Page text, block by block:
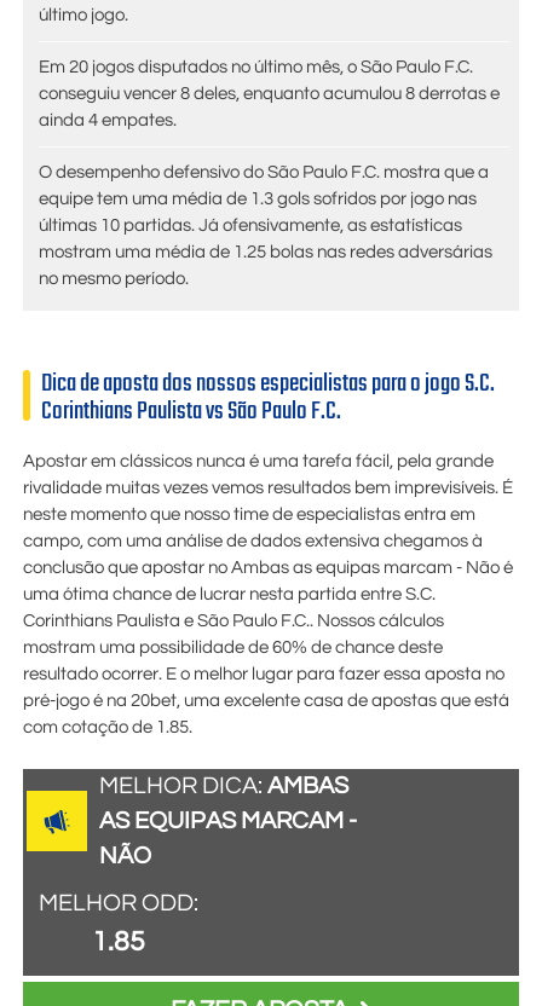
último jogo.
Em 20 jogos disputados no último mês, o São Paulo F.C.
conseguiu vencer 8 deles, enquanto acumulou 8 derrotas e
ainda 4 empates.
O desempenho defensivo do São Paulo F.C. mostra que a
equipe tem uma média de 1.3 gols sofridos por jogo nas
últimas 10 partidas. Já ofensivamente, as estatísticas
mostram uma média de 1.25 bolas nas redes adversárias
no mesmo período.
Dica de aposta dos nossos especialistas para o jogo S.C.
Corinthians Paulista vs São Paulo F.C.
Apostar em clássicos nunca é uma tarefa fácil, pela grande
rivalidade muitas vezes vemos resultados bem imprevisíveis. É
neste momento que nosso time de especialistas entra em
campo, com uma análise de dados extensiva chegamos à
conclusão que apostar no Ambas as equipas marcam - Não é
uma ótima chance de lucrar nesta partida entre S.C.
Corinthians Paulista e São Paulo F.C.. Nossos cálculos
mostram uma possibilidade de 60% de chance deste
resultado ocorrer. E o melhor lugar para fazer essa aposta no
pré-jogo é na20bet, uma excelente casa de apostas que está
com cotação de 1.85.
MELHOR DICA:AMBAS
AS EQUIPAS MARCAM -
NÃO
MELHOR ODD:
1.85